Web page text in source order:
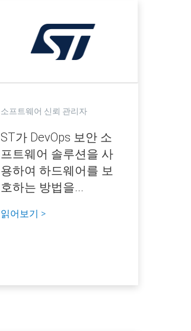
소프트웨어 신뢰 관리자
ST가 DevOps 보안 소
프트웨어 솔루션을 사
용하여 하드웨어를 보
호하는 방법을...
읽어보기 >